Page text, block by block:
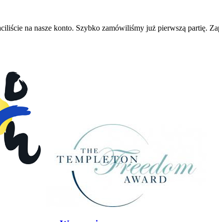
na nasze konto. Szybko zamówiliśmy już pierwszą partię.